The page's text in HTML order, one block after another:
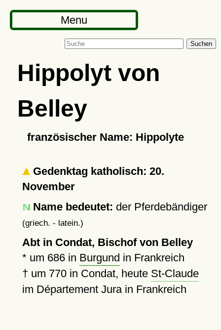
Menu
Suchen
Hippolyt von
Belley
französischer Name: Hippolyte
Gedenktag katholisch: 20.
November
Name bedeutet: der Pferdebändiger
(griech. - latein.)
Abt in Condat, Bischof von Belley
* um 686in Burgund in Frankreich
† um 770in Condat, heute St-Claude
im Département Jura in Frankreich